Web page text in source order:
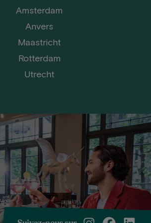
Amsterdam
Anvers
Maastricht
Rotterdam
Utrecht